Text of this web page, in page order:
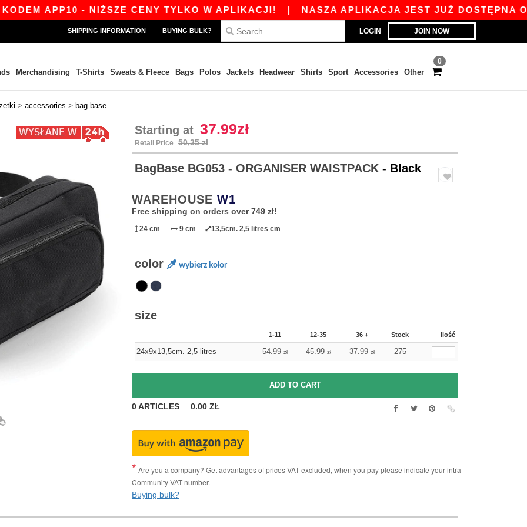
APP10 - NIŻSZE CENY TYLKO W APLIKACJI!| NASZA APLIKACJA JEST JUŻ DOSTĘPNA
LOGIN JOIN NOW
SHIPPING INFORMATION BUYING BULK?
0
Merchandising T-Shirts Sweats & Fleece Bags Polos Jackets Headwear Shirts Sport Accessories Other
> accessories > bag base
Starting at 37.99zł
Retail Price 50,35 zł
BagBase BG053 - ORGANISER WAISTPACK - Black
WAREHOUSE W1
Free shipping on orders over 749 zł!
24 cm 9 cm 13,5cm. 2,5 litres cm
color wybierz kolor
size
1-11 12-35 36 + Stock Ilość
24x9x13,5cm. 2,5 litres 54.99 zł 45.99 zł 37.99 zł 275
0ARTICLES 0.00 ZŁ
Are you a company? Get advantages of prices VAT excluded, when you pay please indicate your intra-
Community VAT number.
Buying bulk?